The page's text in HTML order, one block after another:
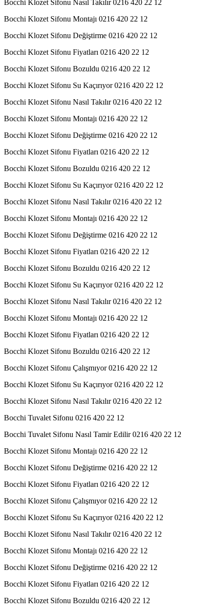
Bocchi Klozet Sifonu Nasıl Takılır 0216 420 22 12
Bocchi Klozet Sifonu Montajı 0216 420 22 12
Bocchi Klozet Sifonu Değiştirme 0216 420 22 12
Bocchi Klozet Sifonu Fiyatları 0216 420 22 12
Bocchi Klozet Sifonu Bozuldu 0216 420 22 12
Bocchi Klozet Sifonu Su Kaçırıyor 0216 420 22 12
Bocchi Klozet Sifonu Nasıl Takılır 0216 420 22 12
Bocchi Klozet Sifonu Montajı 0216 420 22 12
Bocchi Klozet Sifonu Değiştirme 0216 420 22 12
Bocchi Klozet Sifonu Fiyatları 0216 420 22 12
Bocchi Klozet Sifonu Bozuldu 0216 420 22 12
Bocchi Klozet Sifonu Su Kaçırıyor 0216 420 22 12
Bocchi Klozet Sifonu Nasıl Takılır 0216 420 22 12
Bocchi Klozet Sifonu Montajı 0216 420 22 12
Bocchi Klozet Sifonu Değiştirme 0216 420 22 12
Bocchi Klozet Sifonu Fiyatları 0216 420 22 12
Bocchi Klozet Sifonu Bozuldu 0216 420 22 12
Bocchi Klozet Sifonu Su Kaçırıyor 0216 420 22 12
Bocchi Klozet Sifonu Nasıl Takılır 0216 420 22 12
Bocchi Klozet Sifonu Montajı 0216 420 22 12
Bocchi Klozet Sifonu Fiyatları 0216 420 22 12
Bocchi Klozet Sifonu Bozuldu 0216 420 22 12
Bocchi Klozet Sifonu Çalışmıyor 0216 420 22 12
Bocchi Klozet Sifonu Su Kaçırıyor 0216 420 22 12
Bocchi Klozet Sifonu Nasıl Takılır 0216 420 22 12
Bocchi Tuvalet Sifonu 0216 420 22 12
Bocchi Tuvalet Sifonu Nasıl Tamir Edilir 0216 420 22 12
Bocchi Klozet Sifonu Montajı 0216 420 22 12
Bocchi Klozet Sifonu Değiştirme 0216 420 22 12
Bocchi Klozet Sifonu Fiyatları 0216 420 22 12
Bocchi Klozet Sifonu Çalışmıyor 0216 420 22 12
Bocchi Klozet Sifonu Su Kaçırıyor 0216 420 22 12
Bocchi Klozet Sifonu Nasıl Takılır 0216 420 22 12
Bocchi Klozet Sifonu Montajı 0216 420 22 12
Bocchi Klozet Sifonu Değiştirme 0216 420 22 12
Bocchi Klozet Sifonu Fiyatları 0216 420 22 12
Bocchi Klozet Sifonu Bozuldu 0216 420 22 12